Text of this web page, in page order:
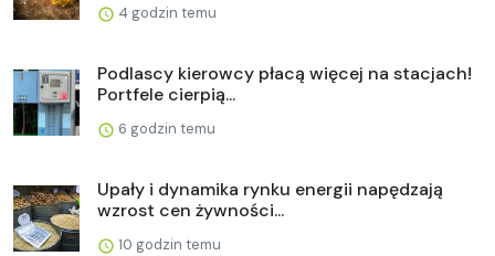
4 godzin temu
Podlascy kierowcy płacą więcej na stacjach!
Portfele cierpią...
6 godzin temu
Upały i dynamika rynku energii napędzają
wzrost cen żywności...
10 godzin temu